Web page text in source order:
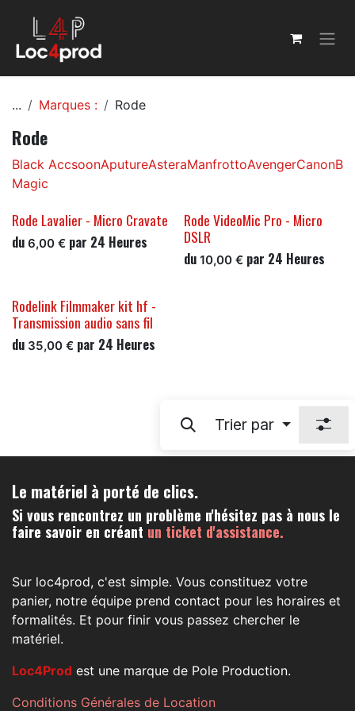
... Marques : Rode
Rode
Black
Magic
AccsoonAputureAsteraManfrottoAvengerCanon
Rode Lavalier - Micro Cravate
du 6,00 € par 24 Heures
Rode VideoMic Pro - Micro
DSLR
du 10,00€ par 24 Heures
Rodelink Filmmaker kit hf -
Transmission audio sans fil
du 35,00 € par 24 Heures
Trier par
Le matériel à porté de clics.
Si vous rencontrez un problème n'hésitez pas à nous le
faire savoir en créant un ticket d'assistance.
Sur loc4prod, c'est simple. Vous constituez votre
panier, notre équipe prend contact pour les horaires et
formalités. Et pour finir vous passez chercher le
matériel.
Loc4Prod est une marque de Pole Production.
Conditions Générales de Location